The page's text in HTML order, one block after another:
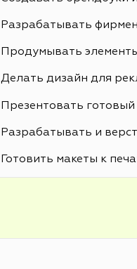
Разрабатывать
Продумывать
Делать дизайн для
Презентовать готовый
Разрабатывать и
Готовить макеты к